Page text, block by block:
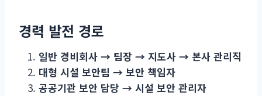
경력 발전 경로
일반 경비회사 → 팀장 → 지도사 → 본사 관리직
대형 시설 보안팀 → 보안 책임자
공공기관 보안 담당 → 시설 보안 관리자